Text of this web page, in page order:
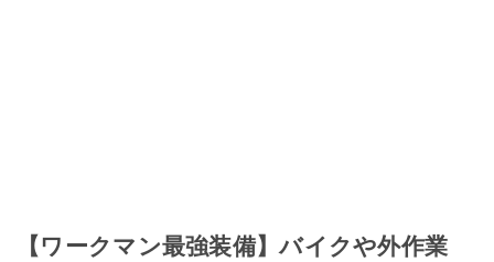
【ワークマン最強装備】バイクや外作業